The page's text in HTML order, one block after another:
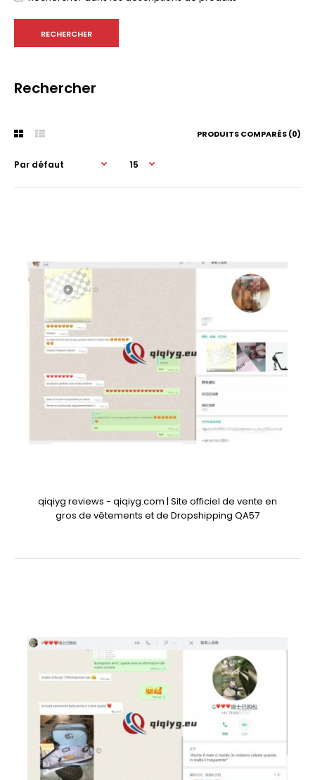
Rechercher
PRODUITS COMPARÉS (0)
qiqiyg reviews - qiqiyg.com | Site officiel de vente en
gros de vêtements et de Dropshipping QA57